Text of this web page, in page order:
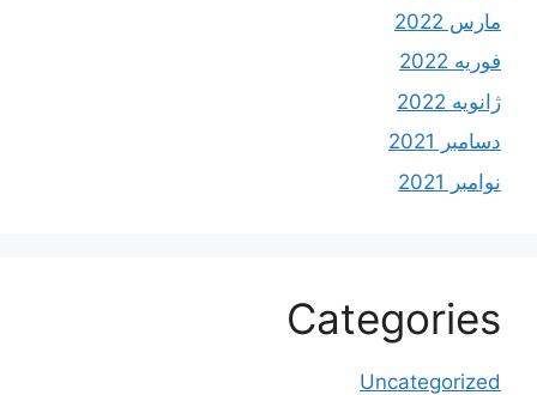
مارس 2022
فوریه 2022
ژانویه 2022
دسامبر 2021
نوامبر 2021
Categories
Uncategorized